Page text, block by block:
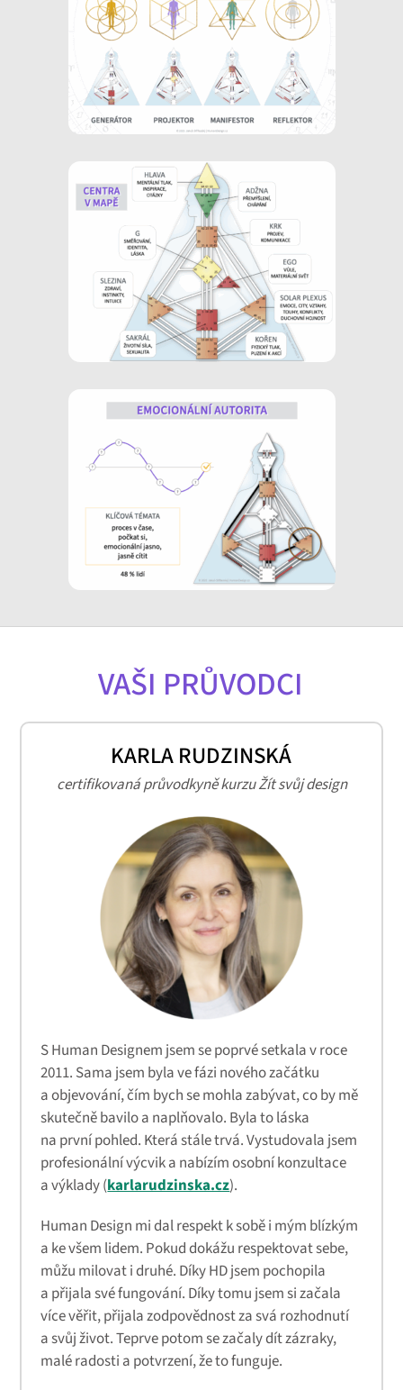
VAŠI PRŮVODCI
KARLA RUDZINSKÁ
certifikovaná průvodkyně kurzu Žít svůj design
S Human Designem jsem se poprvé setkala v roce
2011. Sama jsem byla ve fázi nového začátku
a objevování, čím bych se mohla zabývat, co by mě
skutečně bavilo a naplňovalo. Byla to láska
na první pohled. Která stále trvá. Vystudovala jsem
profesionální výcvik a nabízím osobní konzultace
a výklady (karlarudzinska.cz).
Human Design mi dal respekt k sobě i mým blízkým
a ke všem lidem. Pokud dokážu respektovat sebe,
můžu milovat i druhé. Díky HD jsem pochopila
a přijala své fungování. Díky tomu jsem si začala
více věřit, přijala zodpovědnost za svá rozhodnutí
a svůj život. Teprve potom se začaly dít zázraky,
malé radosti a potvrzení, že to funguje.